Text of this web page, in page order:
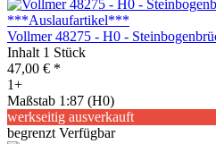
Vollmer 48275 - H0 -
Inhalt 1 Stück
47,00 € *
1+
Maßstab 1:87 (H0)
werkseitig ausverkauft
begrenzt Verfügbar